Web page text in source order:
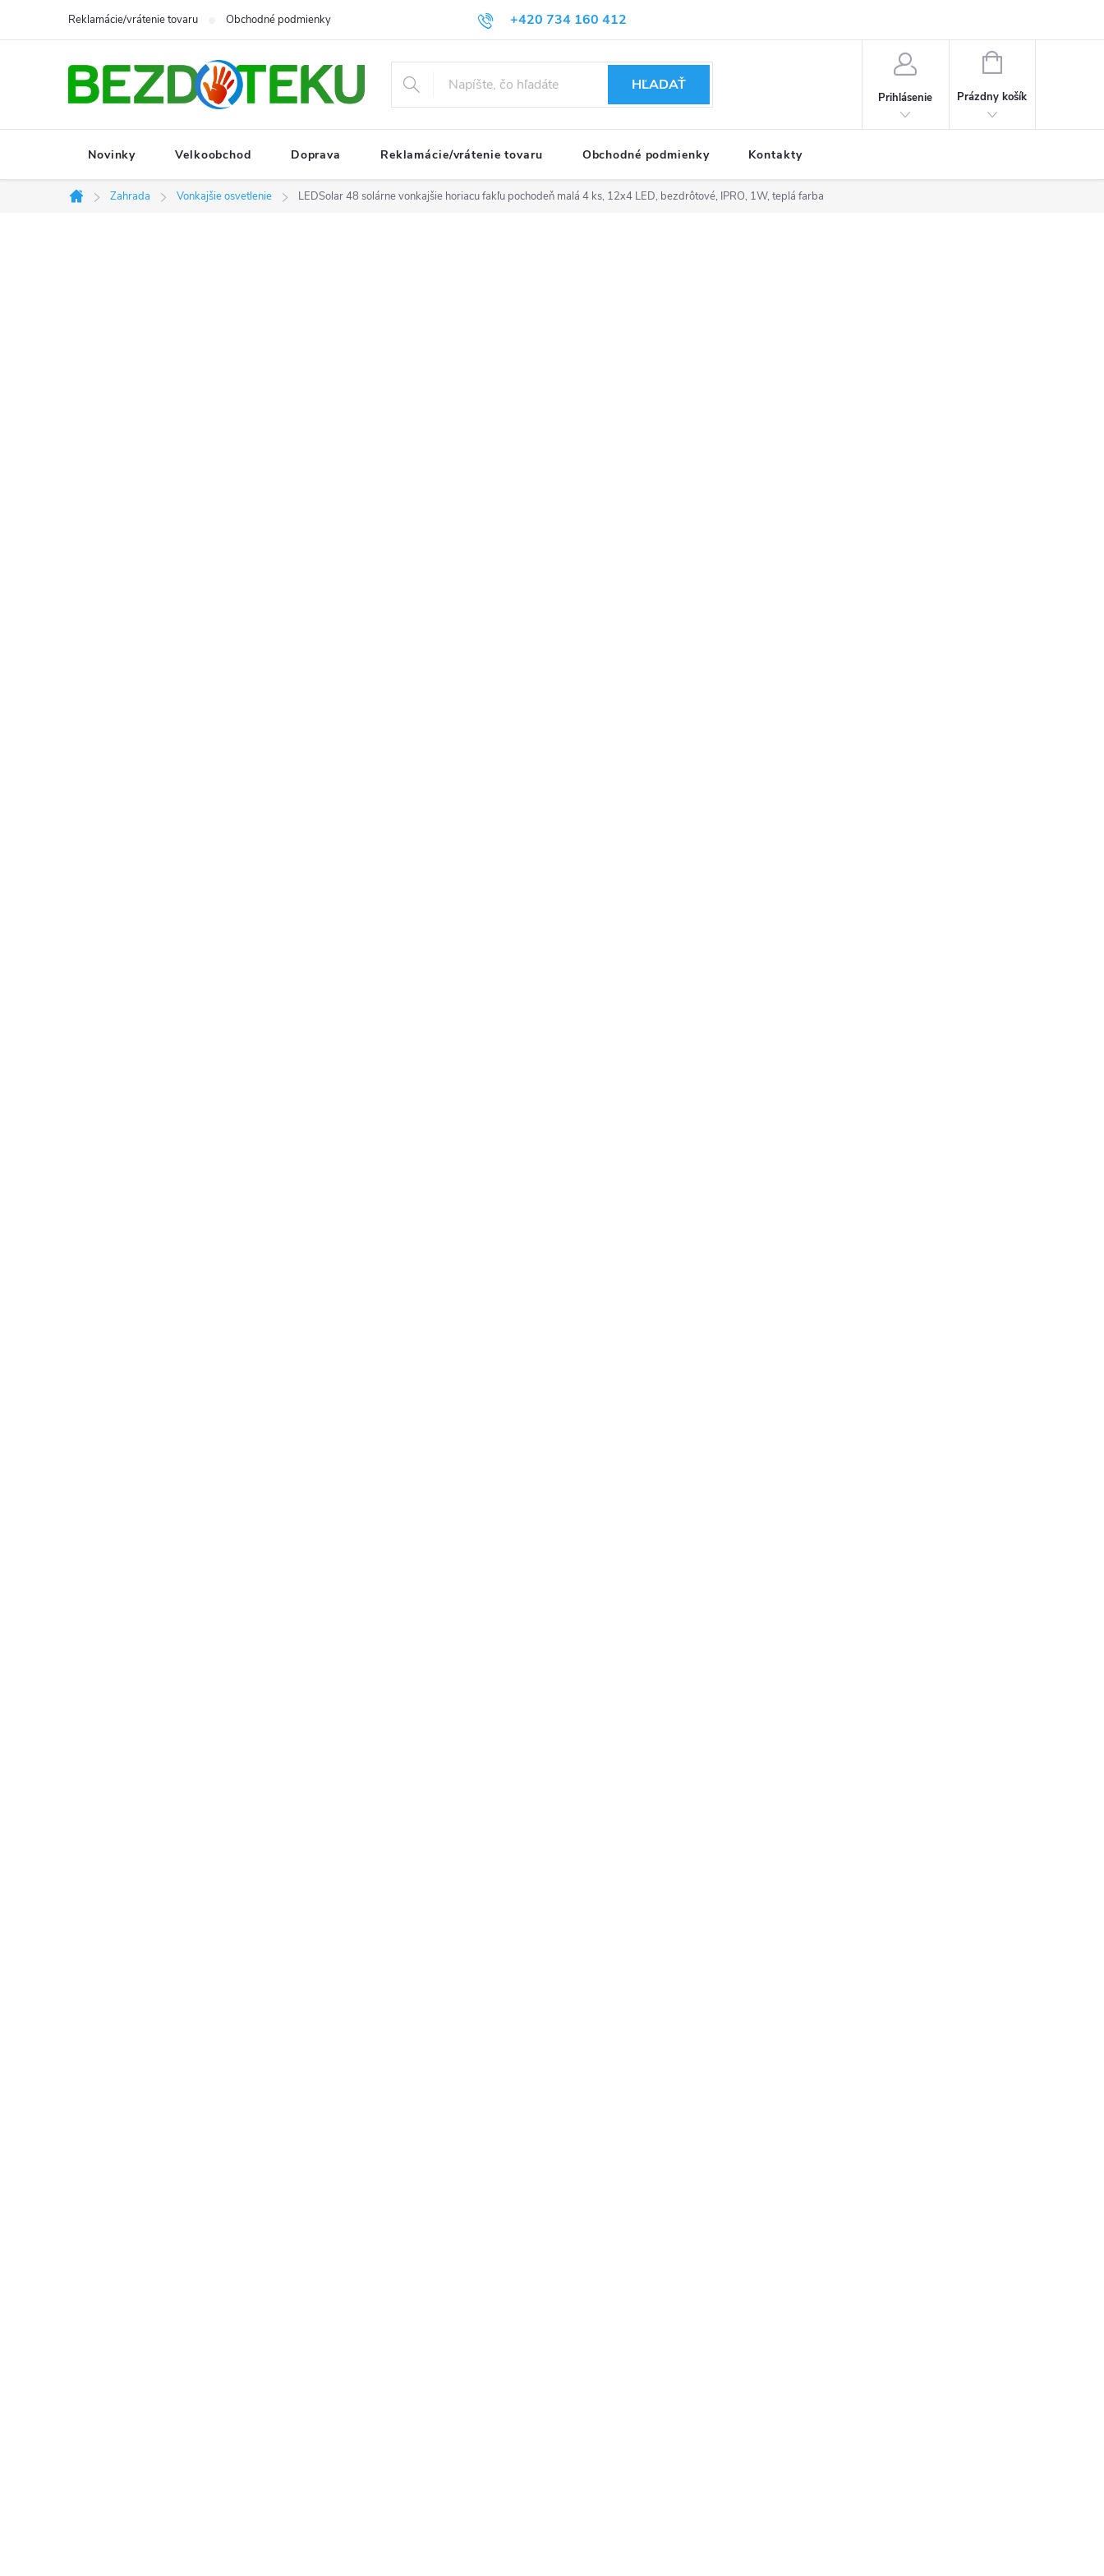
+420 734 160 412
Reklamácie/vrátenie tovaru Obchodné podmienky
HĽADAŤ
Prihlásenie
NÁKUPNÝ
Prázdny košík
Novinky Velkoobchod Doprava Reklamácie/vrátenie tovaru Obchodné podmienky Kontakty
Domov
Zahrada Vonkajšie osvetlenie LEDSolar 48 solárne vonkajšie horiacu fakľu pochodeň malá 4 ks, 12x4 LED, bezdrôtové, IPRO, 1W, teplá farba